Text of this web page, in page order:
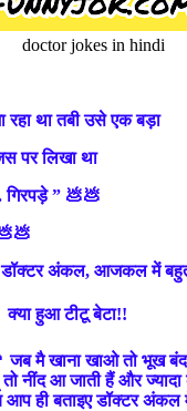
doctor jokes in hindi
था तबी उसे एक बड़ा
पर लिखा था
गिरपड़े ” 💩💩
डॉक्टर अंकल, आजकल में
हुआ टीटू बेटा!!
जब मै खाना खाओ तो भूख बंद
नींद आ जाती हैं और ज्यादा
ही बताइए डॉक्टर अंकल